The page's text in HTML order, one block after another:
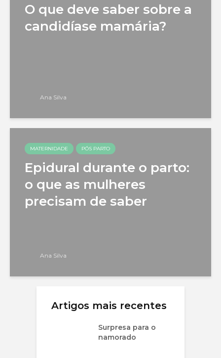
O que deve saber sobre a
candidíase mamária?
Ana Silva
MATERNIDADE PÓS PARTO
Epidural durante o parto:
o que as mulheres
precisam de saber
Ana Silva
Artigos mais recentes
Surpresa para o
namorado